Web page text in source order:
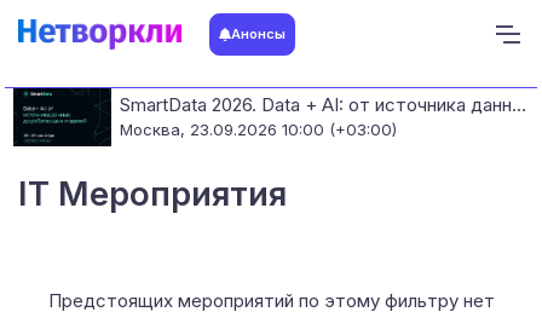
Анонсы
SmartData 2026. Data + AI: от источника данных до работающих моделей
Москва, 23.09.2026 10:00 (+03:00)
IT Мероприятия
Предстоящих мероприятий по этому фильтру нет